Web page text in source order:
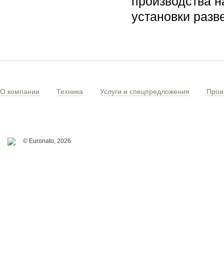
установки
О компании Техника Услуги и спецпредложения
© Euronato, 2026